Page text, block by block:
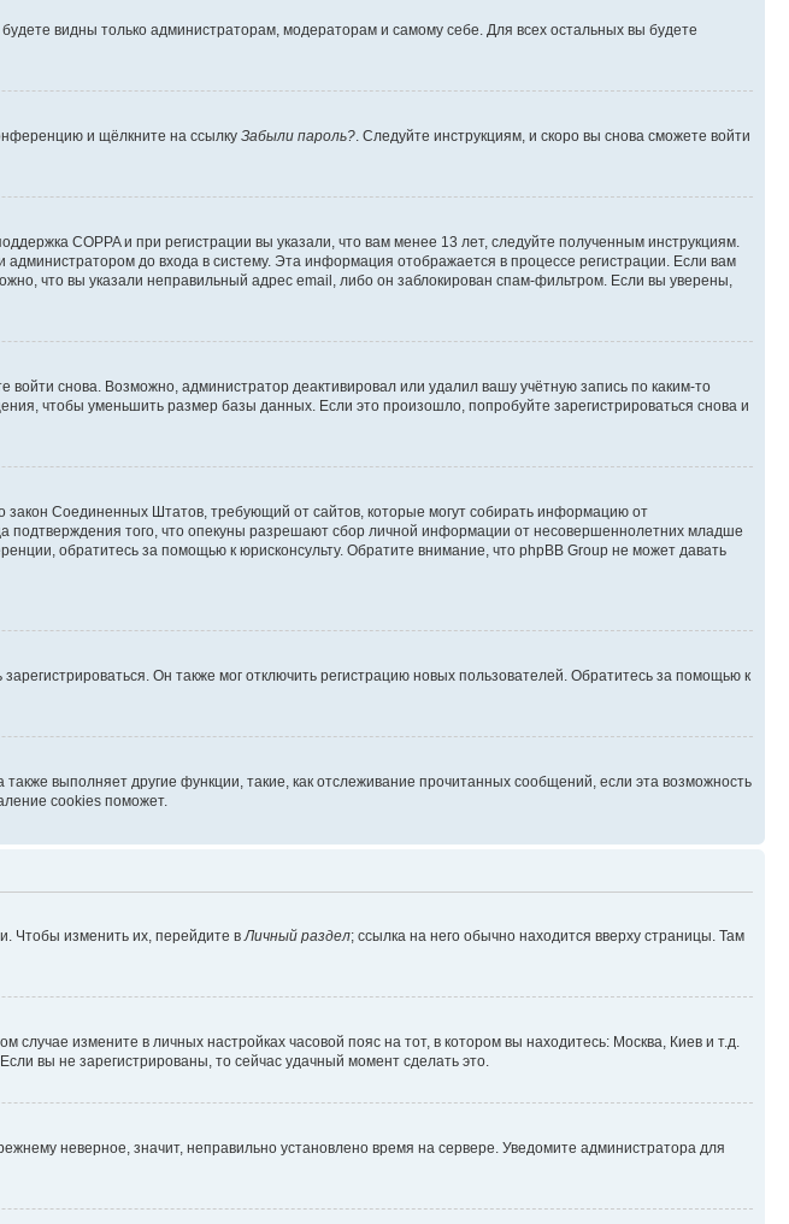
будете видны только администраторам, модераторам и самому себе. Для всех остальных вы будете
и щёлкните на ссылку Забыли пароль? . Следуйте инструкциям, и скоро вы снова сможете войти
COPPA и при регистрации вы указали, что вам менее 13 лет, следуйте полученным инструкциям.
до входа в систему. Эта информация отображается в процессе регистрации. Если вам
что вы указали неправильный адрес email, либо он заблокирован спам-фильтром. Если вы уверены,
снова. Возможно, администратор деактивировал или удалил вашу учётную запись по каким-то
чтобы уменьшить размер базы данных. Если это произошло, попробуйте зарегистрироваться снова и
закон Соединенных Штатов, требующий от сайтов, которые могут собирать информацию от
подтверждения того, что опекуны разрешают сбор личной информации от несовершеннолетних младше
обратитесь за помощью к юрисконсульту. Обратите внимание, что phpBB Group не может давать
Он также мог отключить регистрацию новых пользователей. Обратитесь за помощью к
выполняет другие функции, такие, как отслеживание прочитанных сообщений, если эта возможность
cookies поможет.
Чтобы изменить их, перейдите в Личный раздел; ссылка на него обычно находится вверху страницы. Там
измените в личных настройках часовой пояс на тот, в котором вы находитесь: Москва, Киев и т.д.
вы не зарегистрированы, то сейчас удачный момент сделать это.
неверное, значит, неправильно установлено время на сервере. Уведомите администратора для